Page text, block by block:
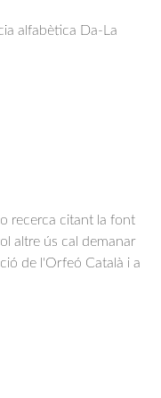
alfabètica Da-La
recerca citant la font
altre ús cal demanar
de l'Orfeó Català i a